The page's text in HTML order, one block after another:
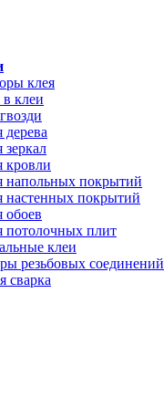
клея
клеи
дерева
зеркал
кровли
напольных покрытий
настенных покрытий
обоев
потолочных плит
клеи
резьбовых соединений
сварка